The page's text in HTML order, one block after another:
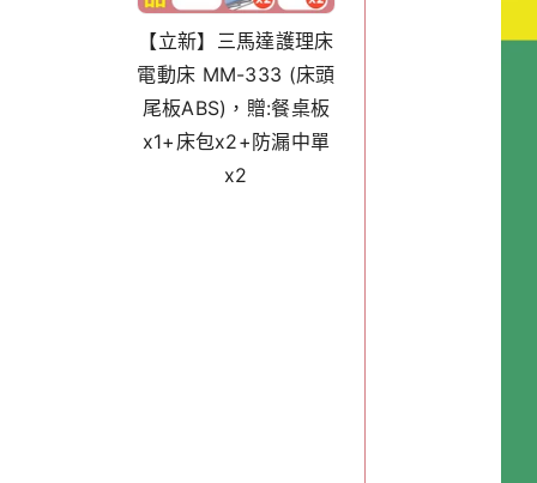
【立新】三馬達護理床
電動床 MM-333 (床頭
尾板ABS)，贈:餐桌板
x1+床包x2+防漏中單
x2